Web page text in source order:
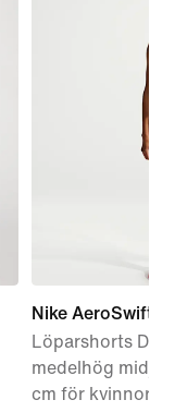
Nike AeroSwift
Löparshorts Dri-
medelhög midja
cm för kvinnor